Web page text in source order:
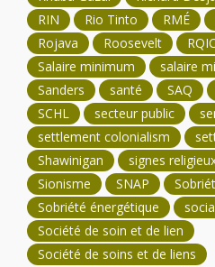
RIN
Rio Tinto RMÉ
Rojava
Roosevelt RQIC
Salaire minimum
salaire
Sanders
santé SAQ
SCHL
secteur public
settlement colonialism
Shawinigan
signes
Sionisme
SNAP
Sobriété énergétique
Société de soin et de lien
Société de soins et de liens